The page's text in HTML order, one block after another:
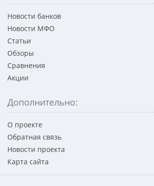
Новости банков
Новости МФО
Статьи
Обзоры
Сравнения
Акции
Дополнительно:
О проекте
Обратная связь
Новости проекта
Карта сайта